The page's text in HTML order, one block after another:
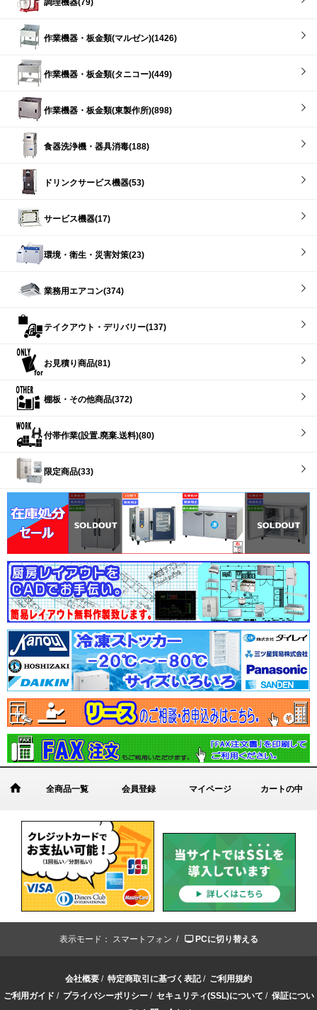
調理機器(79)
作業機器・板金類(マルゼン)(1426)
作業機器・板金類(タニコー)(449)
作業機器・板金類(東製作所)(898)
食器洗浄機・器具消毒(188)
ドリンクサービス機器(53)
サービス機器(17)
環境・衛生・災害対策(23)
業務用エアコン(374)
テイクアウト・デリバリー(137)
お見積り商品(81)
棚板・その他商品(372)
付帯作業(設置.廃棄.送料)(80)
限定商品(33)
全商品一覧 会員登録 マイページ カートの中
表示モード： スマートフォン / PCに切り替える
会社概要 / 特定商取引に基づく表記/ ご利用規約
ご利用ガイド / プライバシーポリシー/ セキュリティ(SSL)について / 保証につい